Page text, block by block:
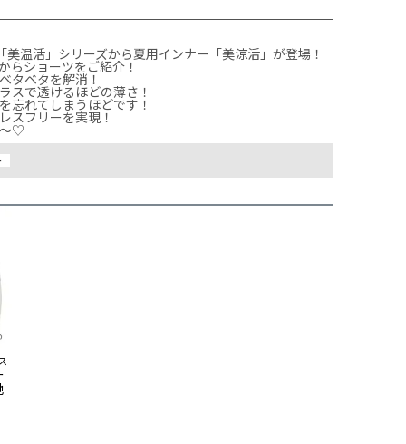
温活」シリーズから夏用インナー「美涼活」が登場！
らショーツをご紹介！
タベタを解消！
スで透けるほどの薄さ！
忘れてしまうほどです！
スフリーを実現！
♡